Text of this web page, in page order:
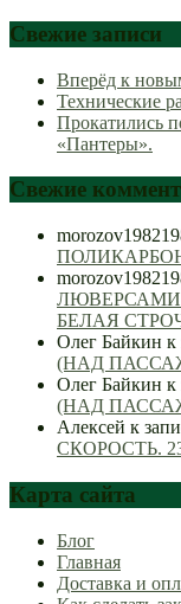
Свежие записи
Вперёд к
Технические
Прокатились
«Пантеры».
Свежие
ЛЮВЕРСАМИ
БЕЛАЯ
Олег Байкин к
(НАД
Олег Байкин к
(НАД
Алексей к
СКОРОСТЬ.
Карта сайта
Блог
Главная
Доставка и